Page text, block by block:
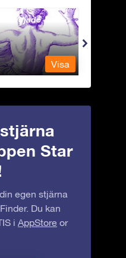
Visa
Star
egen stjärna
Du kan
i AppStore or